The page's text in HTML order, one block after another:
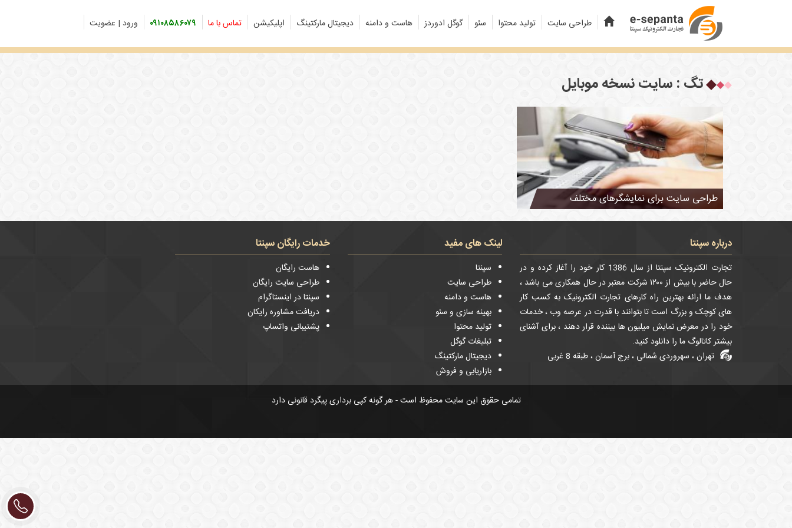
طراحی سایت تولید محتوا سئو گوگل ادوردز هاست و دامنه دیجیتال مارکتینگ اپلیکیشن تماس با ما ۰۹۱۰۸۵۸۶۰۷۹ ورود | عضویت
تگ : سایت نسخه موبایل
طراحی سایت برای نمایشگرهای مختلف
درباره سپنتا
تجارت الکترونیک سپنتا از سال 1386 کار خود را آغاز کرده و در
حال حاضر با بیش از ۱۲۰۰ شرکت معتبر در حال همکاری می باشد ،
هدف ما ارائه بهترین راه کارهای تجارت الکترونیک به کسب کار
های کوچک و بزرگ است تا بتوانند با قدرت در عرصه وب ، خدمات
خود را در معرض نمایش میلیون ها بیننده قرار دهند ، برای آشنای
بیشتر کاتالوگ ما را دانلود کنید.
تهران ، سهروردی شمالی ، برج آسمان ، طبقه 8 غربی
لینک های مفید
سپنتا
طراحی سایت
هاست و دامنه
بهینه سازی و سئو
تولید محتوا
تبلیغات گوگل
دیجیتال مارکتینگ
بازاریابی و فروش
خدمات رایگان سپنتا
هاست رایگان
طراحی سایت رایگان
سپنتا در اینستاگرام
دریافت مشاوره رایکان
پشتیبانی واتساپ
تمامی حقوق این سایت محفوظ است - هر گونه کپی برداری پیگرد قانونی دارد